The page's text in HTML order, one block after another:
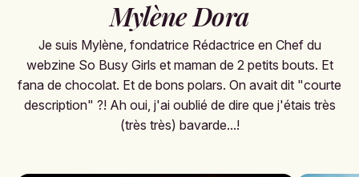
Mylène Dora
Je suis Mylène, fondatrice Rédactrice en Chef du
webzine So Busy Girls et maman de 2 petits bouts. Et
fana de chocolat. Et de bons polars. On avait dit "courte
description" ?! Ah oui, j'ai oublié de dire que j'étais très
(très très) bavarde...!